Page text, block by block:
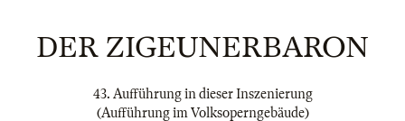
DER ZIGEUNERBARON
43. Aufführung in dieser Inszenierung
(Aufführung im Volksoperngebäude)